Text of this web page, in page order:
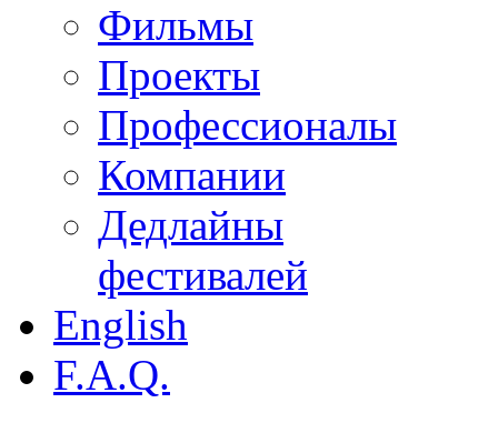
Фильмы
Проекты
Профессионалы
Компании
Дедлайны
фестивалей
English
F.A.Q.